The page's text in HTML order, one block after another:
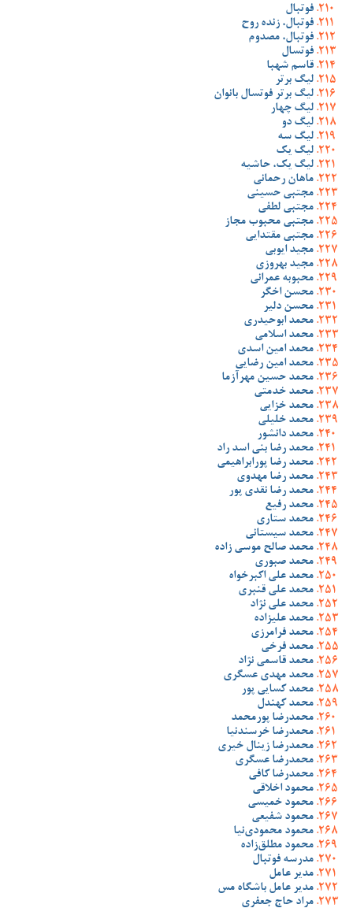
فوتبال
فوتبال، زنده روح
فوتبال، مصدوم
فوتسال
قاسم شهبا
لیگ برتر
لیگ برتر فوتسال بانوان
لیگ چهار
لیگ دو
لیگ سه
لیگ یک
لیگ یک، حاشیه
ماهان رحمانی
مجتبی حسینی
مجتبی لطفی
مجتبی محبوب مجاز
مجتبی مقتدایی
مجید ایوبی
مجید بهروزی
محبوبه عمرانی
محسن اخگر
محسن دلیر
محمد ابوحیدری
محمد اسلامی
محمد امین اسدی
محمد امین رضایی
محمد حسین مهرآزما
محمد خدمتی
محمد خزایی
محمد خلیلی
محمد دانشور
محمد رضا بنی اسد راد
محمد رضا پورابراهیمی
محمد رضا مهدوی
محمد رضا نقدی پور
محمد رفیع
محمد ستاری
محمد سیستانی
محمد صالح موسی زاده
محمد صبوری
محمد علی اکبرخواه
محمد علی قنبری
محمد علی نژاد
محمد علیزاده
محمد فرامرزی
محمد فرخی
محمد قاسمی نژاد
محمد مهدی عسگری
محمد کسایی پور
محمد کهندل
محمدرضا پورمحمد
محمدرضا خرسندنیا
محمدرضا زینال خیری
محمدرضا عسگری
محمدرضا کافی
محمود اخلاقی
محمود خمیسی
محمود شفیعی
محمود محمودی‌نیا
محمود مطلق‌زاده
مدرسه فوتبال
مدیر عامل
مدیر عامل باشگاه مس
مراد حاج جعفری